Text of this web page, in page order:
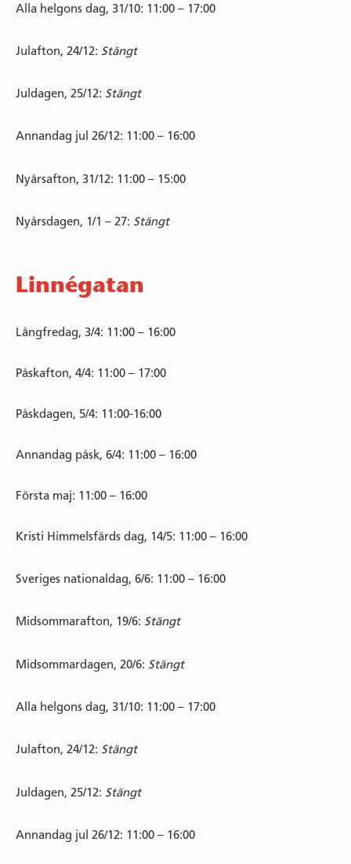
Alla helgons dag, 31/10: 11:00 – 17:00
Julafton, 24/12: Stängt
Juldagen, 25/12: Stängt
Annandag jul 26/12: 11:00 – 16:00
Nyårsafton, 31/12: 11:00 – 15:00
Nyårsdagen, 1/1 – 27: Stängt
Linnégatan
Långfredag, 3/4: 11:00 – 16:00
Påskafton, 4/4: 11:00 – 17:00
Påskdagen, 5/4: 11:00-16:00
Annandag påsk, 6/4: 11:00 – 16:00
Första maj: 11:00 – 16:00
Kristi Himmelsfärds dag, 14/5: 11:00 – 16:00
Sveriges nationaldag, 6/6: 11:00 – 16:00
Midsommarafton, 19/6: Stängt
Midsommardagen, 20/6: Stängt
Alla helgons dag, 31/10: 11:00 – 17:00
Julafton, 24/12: Stängt
Juldagen, 25/12: Stängt
Annandag jul 26/12: 11:00 – 16:00